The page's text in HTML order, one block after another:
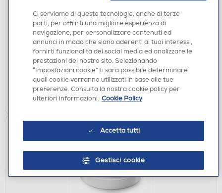
ACCESSORI CUCINA
LAICA - AJB011 - Cartuccia per filtraggio rapido
DISPONIBILE SOLO IN NEGOZIO
Acquisto online:non disponibile
Ritiro in negozio in 30' gratuito:verifica
CERCA NEGOZIO
Ci serviamo di queste tecnologie, anche di terze
parti, per offrirti una migliore esperienza di
navigazione, per personalizzare contenuti ed
annunci in modo che siano aderenti ai tuoi interessi,
fornirti funzionalità dei social media ed analizzare le
prestazioni del nostro sito. Selezionando
“Impostazioni cookie” ti sarà possibile determinare
quali cookie verranno utilizzati in base alle tue
preferenze. Consulta la nostra cookie policy per
ulteriori informazioni. Cookie Policy
Accetta tutti
Gestisci cookie